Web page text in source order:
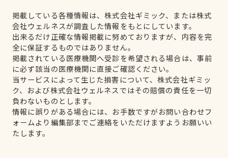
掲載している各種情報は、株式会社ギミック、または株式
会社ウェルネスが調査した情報をもとにしています。
出来るだけ正確な情報掲載に努めておりますが、内容を完
全に保証するものではありません。
掲載されている医療機関へ受診を希望される場合は、事前
に必ず該当の医療機関に直接ご確認ください。
当サービスによって生じた損害について、株式会社ギミッ
ク、および株式会社ウェルネスではその賠償の責任を一切
負わないものとします。
情報に誤りがある場合には、お手数ですがお問い合わせフ
ォームより編集部までご連絡をいただけますようお願いい
たします。